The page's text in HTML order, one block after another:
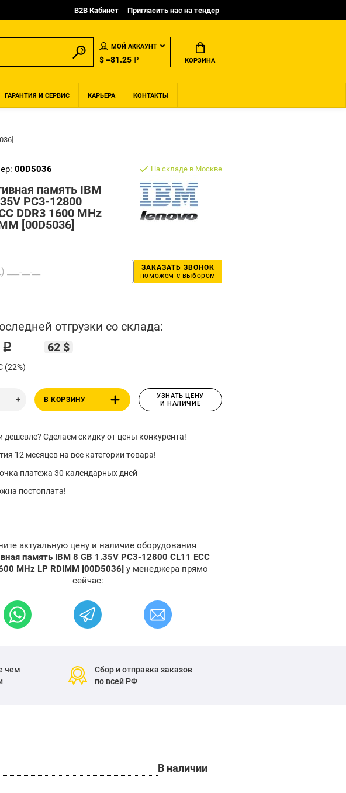
B2B Кабинет Пригласить нас на тендер
МОЙ АККАУНТ
$ =81.25 ₽ КОРЗИНА
ГАРАНТИЯ И СЕРВИС КАРЬЕРА КОНТАКТЫ
00D5036
память IBM
PC3-12800
DDR3 1600 MHz
[00D5036]
На складе в Москве
ЗАКАЗАТЬ ЗВОНОК
поможем с выбором
отгрузки со склада:
₽ 62 $
(22%)
В КОРЗИНУ
УЗНАТЬ ЦЕНУ
И НАЛИЧИЕ
дешевле? Сделаем скидку от цены конкурента!
12 месяцев на все категории товара!
платежа 30 календарных дней
постоплата!
актуальную цену и наличие оборудования
память IBM 8 GB 1.35V PC3-12800 CL11 ECC
MHz LP RDIMM [00D5036] у менеджера прямо
сейчас:
чем
Сбор и отправка заказов
по всей РФ
В наличии